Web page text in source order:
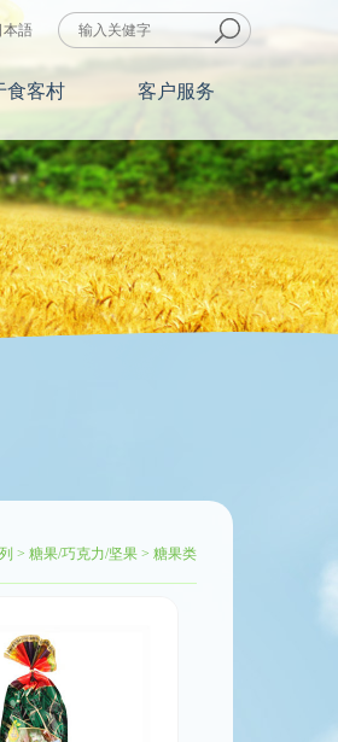
本語
食客村 客户服务
> 糖果/巧克力/坚果 > 糖果类